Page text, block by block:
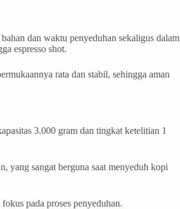
dan waktu penyeduhan sekaligus dalam
espresso shot.
rata dan stabil, sehingga aman
3.000 gram dan tingkat ketelitian 1
yang sangat berguna saat menyeduh kopi
pada proses penyeduhan.